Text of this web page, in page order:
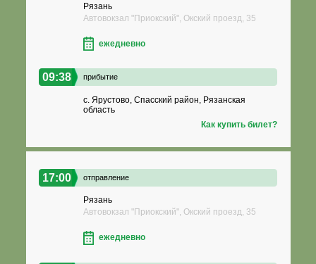
Рязань
Автовокзал "Приокский", Окский проезд, 35
ежедневно
09:38 прибытие
с. Ярустово, Спасский район, Рязанская
область
Как купить билет?
17:00 отправление
Рязань
Автовокзал "Приокский", Окский проезд, 35
ежедневно